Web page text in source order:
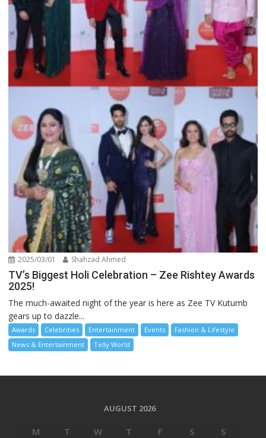
2025/03/01 Shahzad Ahmed
TV’s Biggest Holi Celebration – Zee Rishtey Awards
2025!
The much-awaited night of the year is here as Zee TV Kutumb
gears up to dazzle...
Awards Celebrities Entertainment Events
Fashion & Lifestyle
News & Entertainment
Telly World
AUGUST 2026
M T W T F S
S